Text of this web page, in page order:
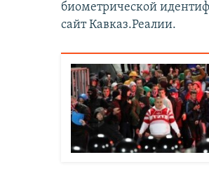
биометрической
сайт Кавказ.Реалии.